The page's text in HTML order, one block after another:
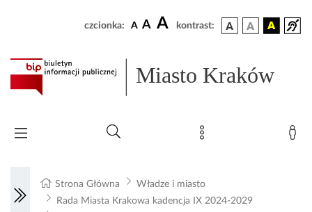
czcionka: A A A kontrast:
Miasto Kraków
Strona Główna
Władze i miasto
Rada Miasta Krakowa kadencja IX 2024-2029